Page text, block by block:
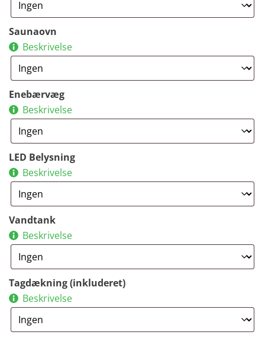
Saunaovn
Beskrivelse
Enebærvæg
Beskrivelse
LED Belysning
Beskrivelse
Vandtank
Beskrivelse
Tagdækning (inkluderet)
Beskrivelse